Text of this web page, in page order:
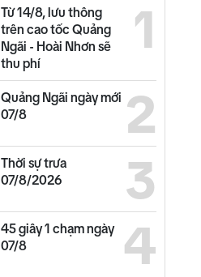
1
Từ 14/8, lưu thông
trên cao tốc Quảng
Ngãi - Hoài Nhơn sẽ
thu phí
2
Quảng Ngãi ngày mới
07/8
3
Thời sự trưa
07/8/2026
4
45 giây 1 chạm ngày
07/8